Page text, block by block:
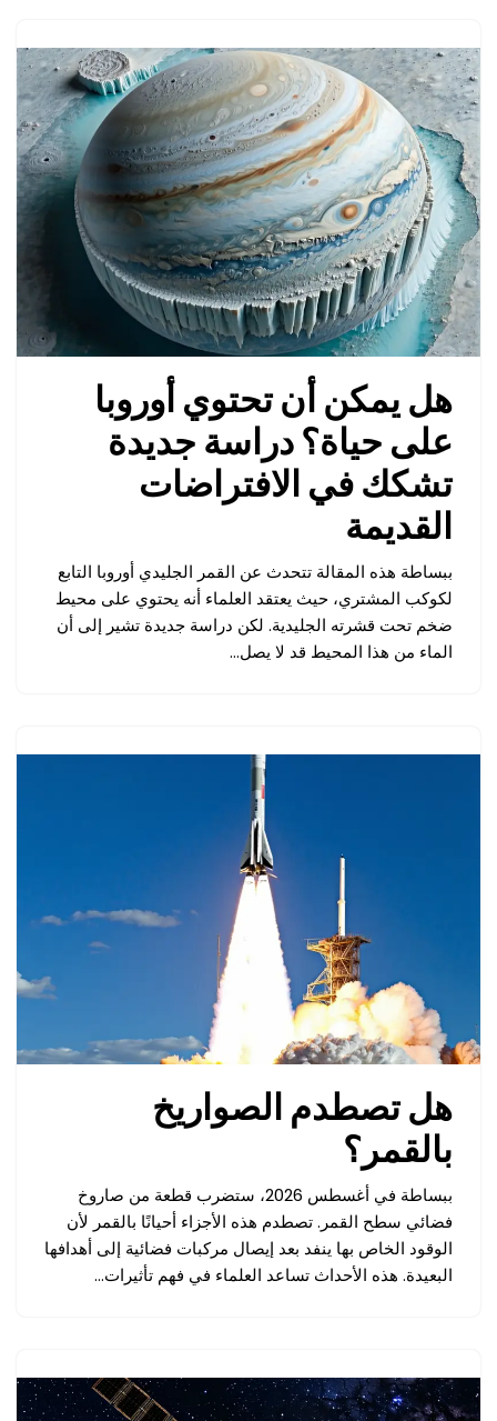
هل يمكن أن تحتوي أوروبا
على حياة؟ دراسة جديدة
تشكك في الافتراضات
القديمة
ببساطة هذه المقالة تتحدث عن القمر الجليدي أوروبا التابع
لكوكب المشتري، حيث يعتقد العلماء أنه يحتوي على محيط
ضخم تحت قشرته الجليدية. لكن دراسة جديدة تشير إلى أن
الماء من هذا المحيط قد لا يصل…
هل تصطدم الصواريخ
بالقمر؟
ببساطة في أغسطس 2026، ستضرب قطعة من صاروخ
فضائي سطح القمر. تصطدم هذه الأجزاء أحيانًا بالقمر لأن
الوقود الخاص بها ينفد بعد إيصال مركبات فضائية إلى أهدافها
البعيدة. هذه الأحداث تساعد العلماء في فهم تأثيرات…